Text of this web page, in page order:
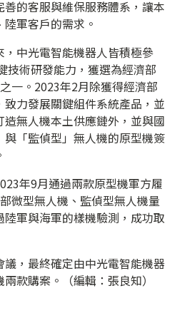
的客服與維保服務體系，讓本
軍客戶的需求。
中光電智能機器人皆積極參
技術研發能力，獲選為經濟部
一。2023年2月除獲得經濟部
力發展關鍵組件系統產品，並
無人機本土供應鏈外，並與國
「監偵型」無人機的原型機簽
年9月通過兩款原型機軍方履
微型無人機、監偵型無人機量
軍與海軍的樣機驗測，成功取
，最終確定由中光電智能機器
款購案。（編輯：張良知）